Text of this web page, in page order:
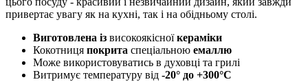
привертає увагу як на кухні, так і на обідньому столі.
Виготовлена із високоякісноїкераміки
Кокотниця покрита спеціальною емаллю
Може використовуватись в духовці та грилі
Витримує температуру від -20° до +300°C